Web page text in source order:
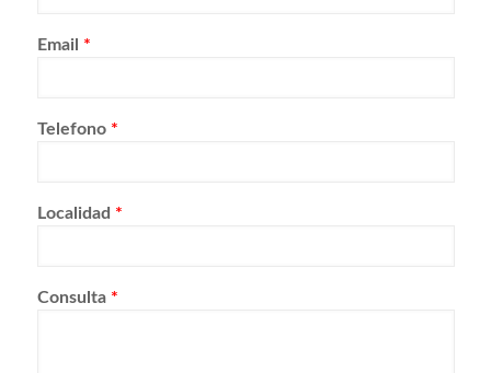
Email *
Telefono *
Localidad *
Consulta *